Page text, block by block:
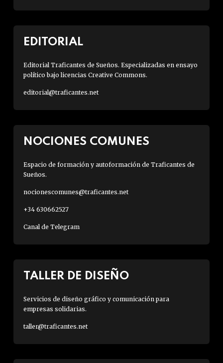
EDITORIAL
Editorial Traficantes de Sueños. Especializadas en ensayo
político bajo licencias Creative Commons.
editorial@traficantes.net
NOCIONES COMUNES
Espacio de formación y autoformación de Traficantes de
Sueños.
nocionescomunes@traficantes.net
+34 630662527
Canal de Telegram
TALLER DE DISEÑO
Servicios de diseño gráfico y comunicación para
empresas solidarias.
taller@traficantes.net